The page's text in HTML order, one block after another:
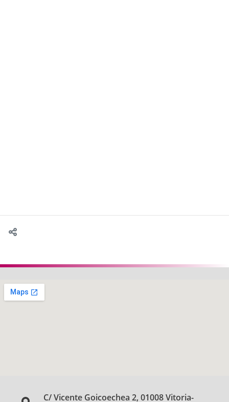
C/ Vicente Goicoechea 2, 01008 Vitoria-